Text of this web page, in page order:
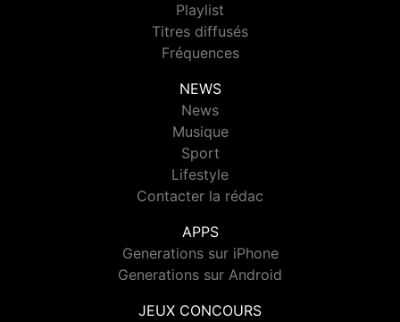
Playlist
Titres diffusés
Fréquences
NEWS
News
Musique
Sport
Lifestyle
Contacter la rédac
APPS
Generations sur iPhone
Generations sur Android
JEUX CONCOURS